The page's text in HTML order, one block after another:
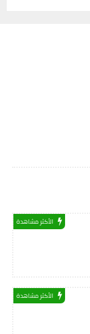
الأكثر مشاهدة
الأكثر مشاهدة